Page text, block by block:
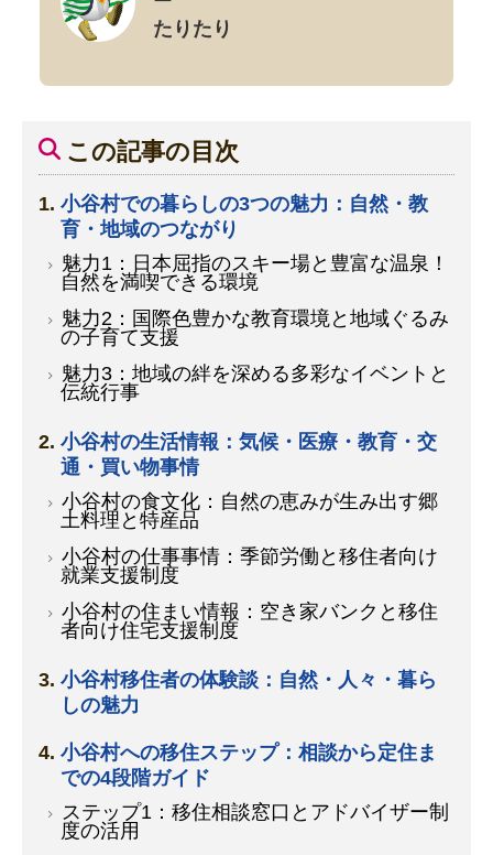
たりたり
この記事の目次
小谷村での暮らしの3つの魅力：自然・教
育・地域のつながり
魅力1：日本屈指のスキー場と豊富な温泉！
自然を満喫できる環境
魅力2：国際色豊かな教育環境と地域ぐるみ
の子育て支援
魅力3：地域の絆を深める多彩なイベントと
伝統行事
小谷村の生活情報：気候・医療・教育・交
通・買い物事情
小谷村の食文化：自然の恵みが生み出す郷
土料理と特産品
小谷村の仕事事情：季節労働と移住者向け
就業支援制度
小谷村の住まい情報：空き家バンクと移住
者向け住宅支援制度
小谷村移住者の体験談：自然・人々・暮ら
しの魅力
小谷村への移住ステップ：相談から定住ま
での4段階ガイド
ステップ1：移住相談窓口とアドバイザー制
度の活用